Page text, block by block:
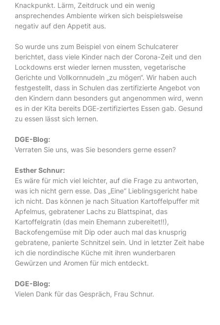
Knackpunkt. Lärm, Zeitdruck und ein wenig
ansprechendes Ambiente wirken sich beispielsweise
negativ auf den Appetit aus.
So wurde uns zum Beispiel von einem Schulcaterer
berichtet, dass viele Kinder nach der Corona-Zeit und den
Lockdowns erst wieder lernen mussten, vegetarische
Gerichte und Vollkornnudeln „zu mögen“. Wir haben auch
festgestellt, dass in Schulen das zertifizierte Angebot von
den Kindern dann besonders gut angenommen wird, wenn
es in der Kita bereits DGE-zertifiziertes Essen gab. Gesund
zu essen lässt sich lernen.
DGE-Blog:
Verraten Sie uns, was Sie besonders gerne essen?
Esther Schnur:
Es wäre für mich viel leichter, auf die Frage zu antworten,
was ich nicht gern esse. Das „Eine“ Lieblingsgericht habe
ich nicht. Das können je nach Situation Kartoffelpuffer mit
Apfelmus, gebratener Lachs zu Blattspinat, das
Kartoffelgratin (das mein Ehemann zubereitet!!),
Backofengemüse mit Dip oder auch mal das knusprig
gebratene, panierte Schnitzel sein. Und in letzter Zeit habe
ich die nordindische Küche mit ihren wunderbaren
Gewürzen und Aromen für mich entdeckt.
DGE-Blog:
Vielen Dank für das Gespräch, Frau Schnur.